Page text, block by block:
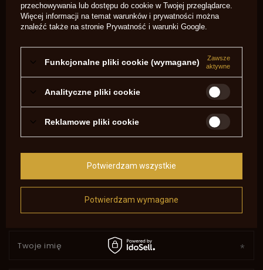
NAPISZ SWOJĄ OPINIĘ
5/5
Treść twojej opinii
Dodaj własne zdjęcie produktu:
Twoje imię
przechowywania lub dostępu do cookie w Twojej przeglądarce.
Więcej informacji na temat warunków i prywatności można
znaleźć także na stronie Prywatność i warunki Google
Funkcjonalne pliki cookie (wymagane)
Zawsze
aktywne
Analityczne pliki cookie
Reklamowe pliki cookie
Potwierdzam wymagane
Potwierdzam wszystkie